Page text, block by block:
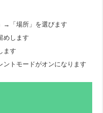
→「場所」を選びます
めします
ます
ントモードがオンになります